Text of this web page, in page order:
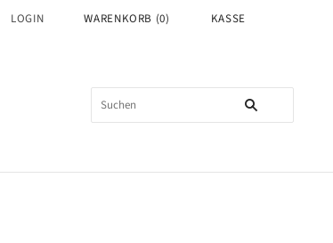
LOGIN WARENKORB (0) KASSE